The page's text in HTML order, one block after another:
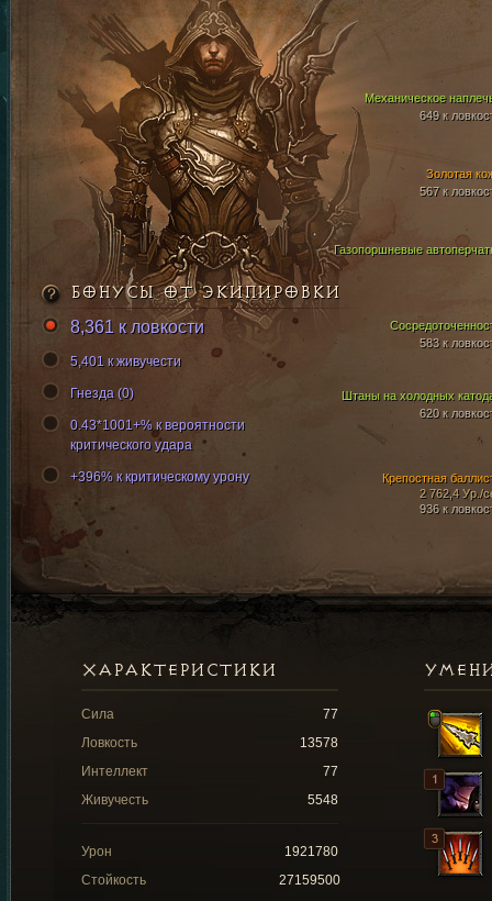
Золотая
567 к
Газопоршневые
Механическое
649 к
Штаны на холодных
620 к
Крепостная
2 762,4 Ур./
936 к
583 к
БОНУСЫ ОТ ЭКИПИРОВКИ
8,361 к ловкости
5,401 к живучести
Гнезда (0)
0.43*1001+% к вероятности
критического удара
+396% к критическому урону
ХАРАКТЕРИСТИКИ
Сила
77
Ловкость
13578
Интеллект
77
Живучесть
5548
Урон
1921780
Стойкость
27159500